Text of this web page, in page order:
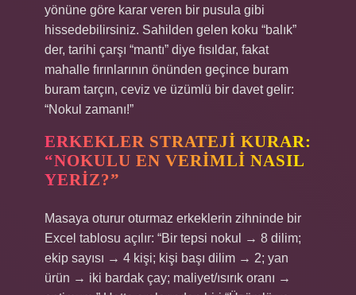
yönüne göre karar veren bir pusula gibi
hissedebilirsiniz. Sahilden gelen koku “balık”
der, tarihi çarşı “mantı” diye fısıldar, fakat
mahalle fırınlarının önünden geçince buram
buram tarçın, ceviz ve üzümlü bir davet gelir:
“Nokul zamanı!”
ERKEKLER STRATEJI KURAR:
“NOKULU EN VERIMLI NASIL
YERIZ?”
Masaya oturur oturmaz erkeklerin zihninde bir
Excel tablosu açılır: “Bir tepsi nokul → 8 dilim;
ekip sayısı → 4 kişi; kişi başı dilim → 2; yan
ürün → iki bardak çay; maliyet/ısırık oranı →